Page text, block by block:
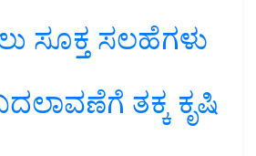
ಸೂಕ್ತ ಸಲಹೆಗಳು
ತಕ್ಕ ಕೃಷಿ